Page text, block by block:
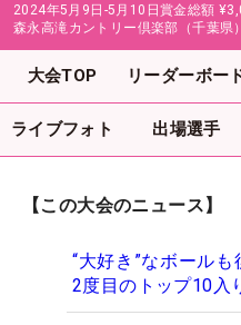
2024年5月9日-5月10日賞金総額
森永高滝カントリー倶楽部（千葉県）
大会TOP リーダーボー
ライブフォト 出場選手
【この大会のニュース】
“大好き”なボール
2度目のトップ10入